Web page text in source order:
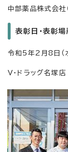
中部薬品株式会社
表彰日・表彰場
令和5年2月8日（
V・ドラッグ名塚店